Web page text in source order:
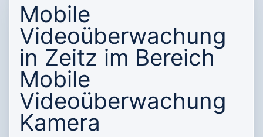
Mobile
Videoüberwachung
in Zeitz im Bereich
Mobile
Videoüberwachung
Kamera